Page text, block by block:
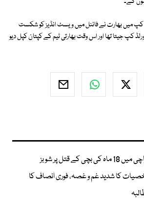
1983 کے ورلڈ کپ میں بھارت نے فائنل میں ویسٹ انڈیز کو شکست
کپ جیتا تھا اور اس وقت بھارتی ٹیم کے کپتان کپل دیو
کراچی میں 18 ماہ کی بچی کے قتل پر شوبز
کا شدید غم و غصہ، فوری انصاف کا